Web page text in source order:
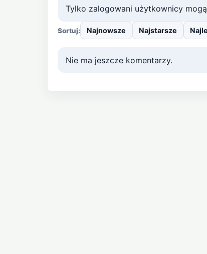
Tylko zalogowani użytkownicy
Sortuj: Najnowsze Najstarsze
Nie ma jeszcze komentarzy.